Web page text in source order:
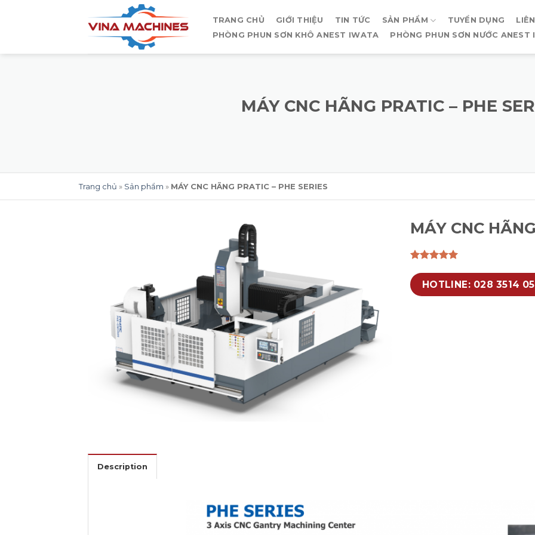
TRANG CHỦ GIỚI THIỆU TIN TỨC SẢN PHẨM TUYỂN DỤNG
PHÒNG PHUN SƠN KHÔ ANEST IWATA
PHÒNG PHUN SƠN NƯỚC ANEST
MÁY CNC HÃNG PRATIC – PHE
Trang chủ » Sản phẩm » MÁY CNC HÃNG PRATIC – PHE SERIES
MÁY CNC
HOTLINE: 028 3514
Description